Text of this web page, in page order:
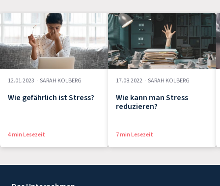
12.01.2023 · SARAH KOLBERG
Wie gefährlich ist Stress?
4 min Lesezeit
17.08.2022 · SARAH KOLBERG
Wie kann man Stress
reduzieren?
7 min Lesezeit